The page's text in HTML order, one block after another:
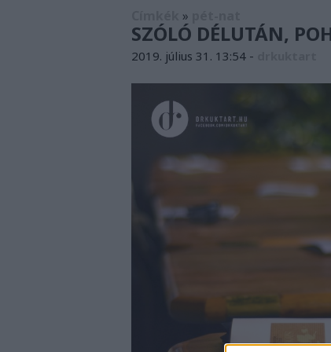
»
SZÓLÓ DÉLUTÁN,
2019. július 31. 13:54 -